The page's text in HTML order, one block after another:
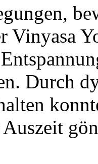
Vinyasa
Durch